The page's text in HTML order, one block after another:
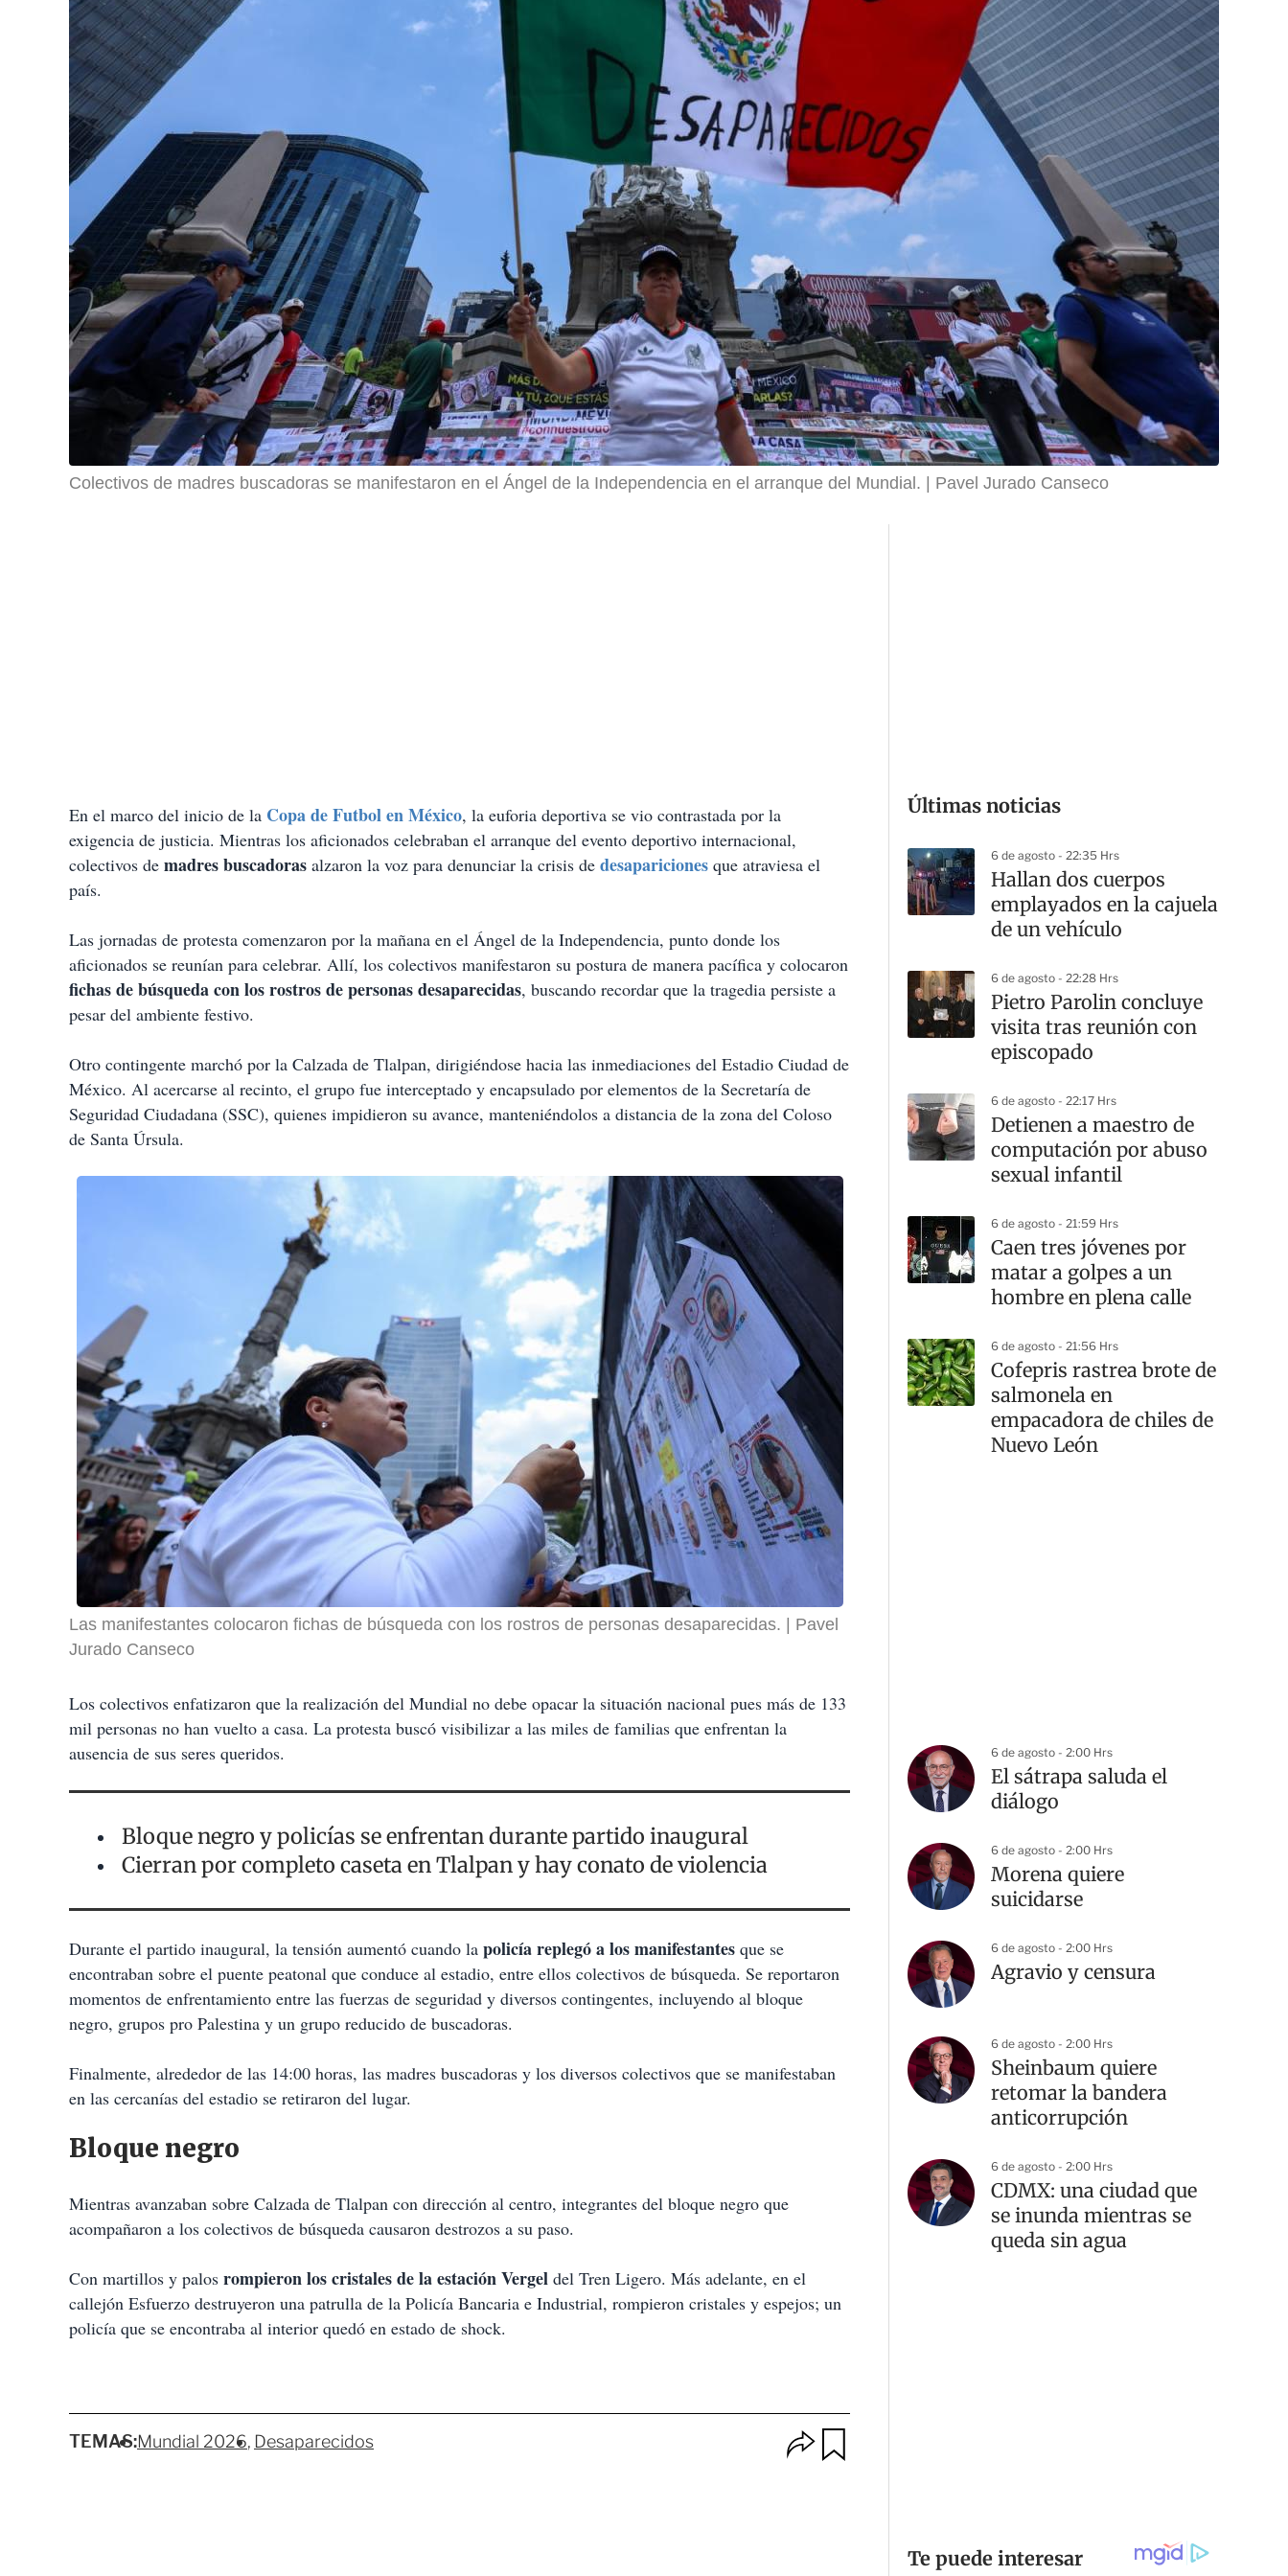
Colectivos de madres buscadoras se manifestaron en el Ángel de la Independencia en el arranque del Mundial. Pavel Jurado Canseco
En el marco del inicio de la Copa de Futbol en México, la euforia deportiva se vio contrastada por la
exigencia de justicia. Mientras los aficionados celebraban el arranque del evento deportivo internacional,
colectivos de madres buscadoras alzaron la voz para denunciar la crisis de desapariciones que atraviesa el
país.
Las jornadas de protesta comenzaron por la mañana en el Ángel de la Independencia, punto donde los
aficionados se reunían para celebrar. Allí, los colectivos manifestaron su postura de manera pacífica y colocaron
fichas de búsqueda con los rostros de personas desaparecidas, buscando recordar que la tragedia persiste a
pesar del ambiente festivo.
Otro contingente marchó por la Calzada de Tlalpan, dirigiéndose hacia las inmediaciones del Estadio Ciudad de
México. Al acercarse al recinto, el grupo fue interceptado y encapsulado por elementos de la Secretaría de
Seguridad Ciudadana (SSC), quienes impidieron su avance, manteniéndolos a distancia de la zona del Coloso
de Santa Úrsula.
Las manifestantes colocaron fichas de búsqueda con los rostros de personas desaparecidas.
Pavel
Jurado Canseco
Los colectivos enfatizaron que la realización del Mundial no debe opacar la situación nacional pues más de 133
mil personas no han vuelto a casa. La protesta buscó visibilizar a las miles de familias que enfrentan la
ausencia de sus seres queridos.
Bloque negro y policías se enfrentan durante partido inaugural
Cierran por completo caseta en Tlalpan y hay conato de violencia
Durante el partido inaugural, la tensión aumentó cuando la policía replegó a los manifestantes que se
encontraban sobre el puente peatonal que conduce al estadio, entre ellos colectivos de búsqueda. Se reportaron
momentos de enfrentamiento entre las fuerzas de seguridad y diversos contingentes, incluyendo al bloque
negro, grupos pro Palestina y un grupo reducido de buscadoras.
Finalmente, alrededor de las 14:00 horas, las madres buscadoras y los diversos colectivos que se manifestaban
en las cercanías del estadio se retiraron del lugar.
Bloque negro
Mientras avanzaban sobre Calzada de Tlalpan con dirección al centro, integrantes del bloque negro que
acompañaron a los colectivos de búsqueda causaron destrozos a su paso.
Con martillos y palos rompieron los cristales de la estación Vergel del Tren Ligero. Más adelante, en el
callejón Esfuerzo destruyeron una patrulla de la Policía Bancaria e Industrial, rompieron cristales y espejos; un
policía que se encontraba al interior quedó en estado de shock.
TEMAS:Mundial 2026 Desaparecidos
p
Últimas noticias
6 de agosto - 22:35 Hrs
Hallan dos cuerpos
emplayados en la cajuela
de un vehículo
6 de agosto - 22:28 Hrs
Pietro Parolin concluye
visita tras reunión con
episcopado
6 de agosto - 22:17 Hrs
Detienen a maestro de
computación por abuso
sexual infantil
6 de agosto - 21:59 Hrs
Caen tres jóvenes por
matar a golpes a un
hombre en plena calle
6 de agosto - 21:56 Hrs
Cofepris rastrea brote de
salmonela en
empacadora de chiles de
Nuevo León
6 de agosto - 2:00 Hrs
El sátrapa saluda el
diálogo
6 de agosto - 2:00 Hrs
Morena quiere
suicidarse
6 de agosto - 2:00 Hrs
Agravio y censura
6 de agosto - 2:00 Hrs
Sheinbaum quiere
retomar la bandera
anticorrupción
6 de agosto - 2:00 Hrs
CDMX: una ciudad que
se inunda mientras se
queda sin agua